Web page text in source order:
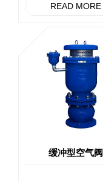
READ MORE
缓冲型空气阀